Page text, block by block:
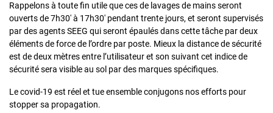
Rappelons à toute fin utile que ces de lavages de mains seront
ouverts de 7h30′ à 17h30′ pendant trente jours, et seront supervisés
par des agents SEEG qui seront épaulés dans cette tâche par deux
éléments de force de l’ordre par poste. Mieux la distance de sécurité
est de deux mètres entre l’utilisateur et son suivant cet indice de
sécurité sera visible au sol par des marques spécifiques.
Le covid-19 est réel et tue ensemble conjugons nos efforts pour
stopper sa propagation.